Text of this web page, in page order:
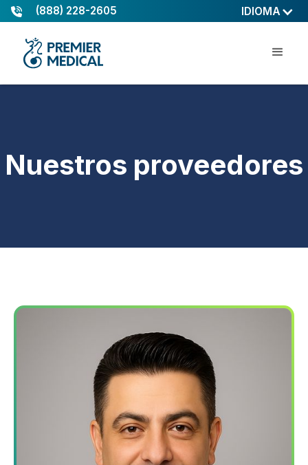
(888) 228-2605 IDIOMA
Nuestros proveedores